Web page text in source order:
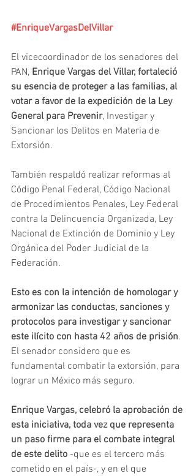
#EnriqueVargasDelVillar
El vicecoordinador de los senadores del
PAN, Enrique Vargas del Villar, fortaleció
su esencia de proteger a las familias, al
votar a favor de la expedición de la Ley
General para Prevenir, Investigar y
Sancionar los Delitos en Materia de
Extorsión.
También respaldó realizar reformas al
Código Penal Federal, Código Nacional
de Procedimientos Penales, Ley Federal
contra la Delincuencia Organizada, Ley
Nacional de Extinción de Dominio y Ley
Orgánica del Poder Judicial de la
Federación.
Esto es con la intención de homologar y
armonizar las conductas, sanciones y
protocolos para investigar y sancionar
este ilícito con hasta 42 años de prisión.
El senador considero que es
fundamental combatir la extorsión, para
lograr un México más seguro.
Enrique Vargas, celebró la aprobación de
esta iniciativa, toda vez que representa
un paso firme para el combate integral
de este delito -que es el tercero más
cometido en el país-, y en el que